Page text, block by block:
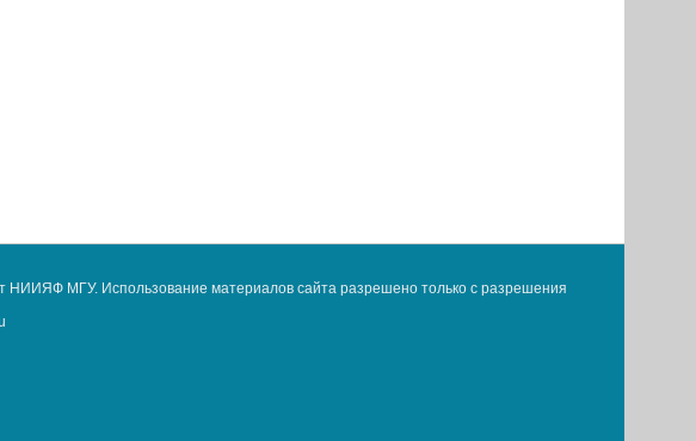
НИИЯФ МГУ. Использование материалов сайта разрешено только с разрешения